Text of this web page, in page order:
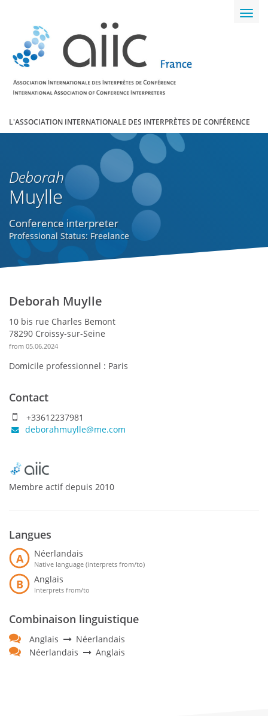
L'ASSOCIATION INTERNATIONALE DES INTERPRÈTES DE CONFÉRENCE
Deborah
Muylle
Conference interpreter
Professional Status: Freelance
Deborah Muylle
10 bis rue Charles Bemont
78290 Croissy-sur-Seine
from 05.06.2024
Domicile professionnel : Paris
Contact
+33612237981
deborahmuylle@me.com
Membre actifdepuis 2010
Langues
A Néerlandais
Native language (interprets from/to)
B Anglais
Interprets from/to
Combinaison linguistique
Anglais
Néerlandais
Néerlandais
Anglais